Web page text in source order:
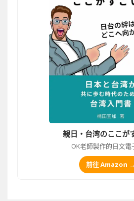
親日・台湾のここが
OK老師製作的日文電
前往 Amazon →